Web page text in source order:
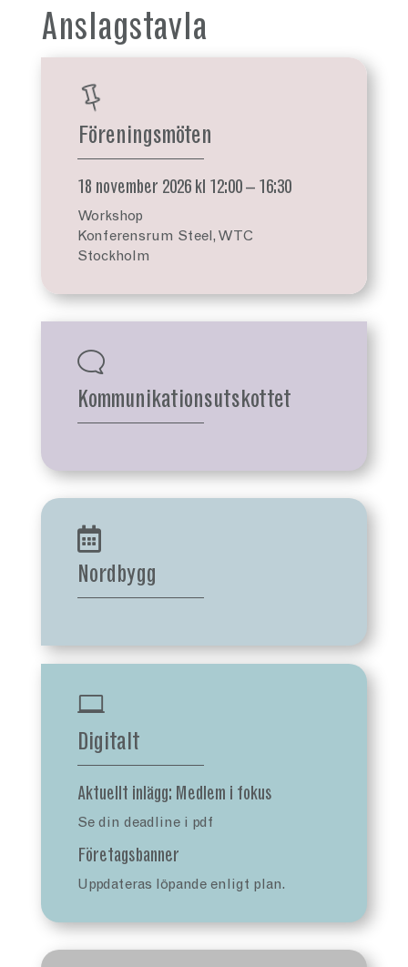
Anslagstavla

Föreningsmöten
18 november 2026 kl 12:00 – 16:30
Workshop
Konferensrum Steel, WTC
Stockholm
v
Kommunikationsutskottet

Nordbygg

Digitalt
Aktuellt inlägg: Medlem i fokus
Se din deadline i pdf
Företagsbanner
Uppdateras löpande enligt plan.